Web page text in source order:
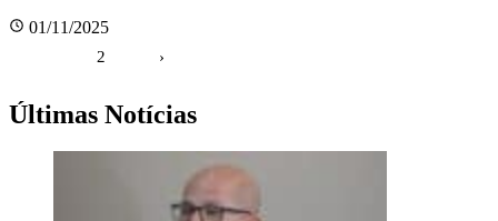
01/11/2025
Paginação
posts
2 ›
Últimas Notícias